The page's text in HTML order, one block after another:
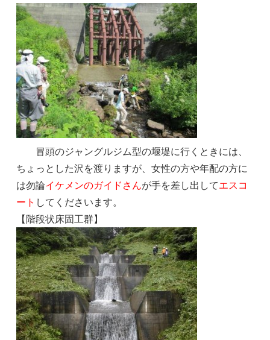
冒頭のジャングルジム型の堰堤に行くときには、
ちょっとした沢を渡りますが、女性の方や年配の方に
は勿論イケメンのガイドさんが手を差し出してエスコ
ート してくださいます。
【階段状床固工群】